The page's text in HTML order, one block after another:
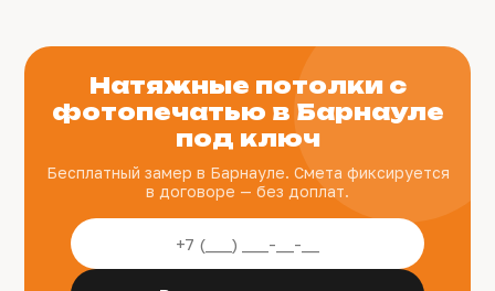
Натяжные потолки с
фотопечатью в Барнауле
под ключ
Бесплатный замер в Барнауле. Смета фиксируется
в договоре — без доплат.